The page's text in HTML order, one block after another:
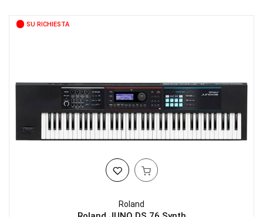
SU RICHIESTA
Roland